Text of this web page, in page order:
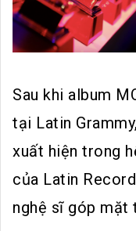
Sau khi album
tại Latin
xuất hiện trong
của Latin
nghệ sĩ góp mặt